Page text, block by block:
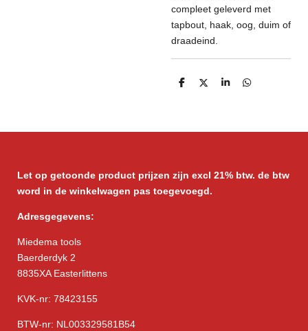
compleet geleverd met
tapbout, haak, oog, duim of
draadeind.
D
D
S
D
Let op getoonde product prijzen zijn excl 21% btw. de btw
word in de winkelwagen pas toegevoegd.
Adresgegevens:
Miedema tools
Baerderdyk 2
8835XA Easterlittens
KVK-nr: 78423155
BTW-nr: NL003329581B54